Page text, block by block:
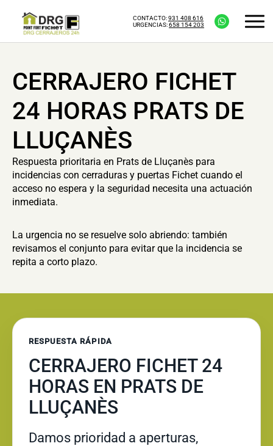
CONTACTO:931 408 616
URGENCIAS:658 154 203
CERRAJERO FICHET
24 HORAS PRATS DE
LLUÇANÈS
Respuesta prioritaria en Prats de Lluçanès para
incidencias con cerraduras y puertas Fichet cuando el
acceso no espera y la seguridad necesita una actuación
inmediata.
La urgencia no se resuelve solo abriendo: también
revisamos el conjunto para evitar que la incidencia se
repita a corto plazo.
RESPUESTA RÁPIDA
CERRAJERO FICHET 24
HORAS EN PRATS DE
LLUÇANÈS
Damos prioridad a aperturas,